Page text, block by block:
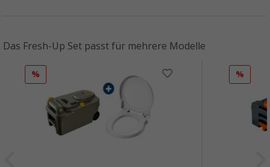
Das Fresh-Up Set passt für mehrere Modelle
% %